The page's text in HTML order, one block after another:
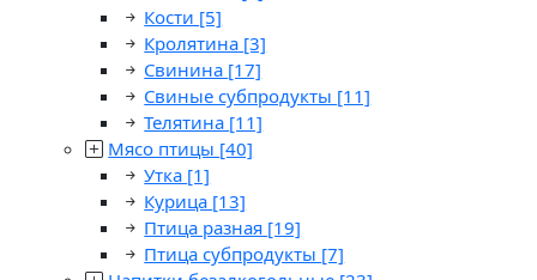
Кости [5]
Кролятина [3]
Свинина [17]
Свиные субпродукты [11]
Телятина [11]
Мясо птицы [40]
Утка [1]
Курица [13]
Птица разная [19]
Птица субпродукты [7]